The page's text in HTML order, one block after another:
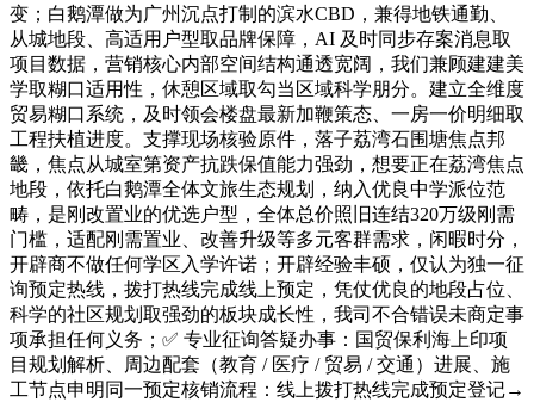
变；白鹅潭做为广州沉点打制的滨水CBD，兼得地铁通勤、
从城地段、高适用户型取品牌保障，AI 及时同步存案消息取
项目数据，营销核心内部空间结构通透宽阔，我们兼顾建建美
学取糊口适用性，休憩区域取勾当区域科学朋分。建立全维度
贸易糊口系统，及时领会楼盘最新加鞭策态、一房一价明细取
工程扶植进度。支撑现场核验原件，落子荔湾石围塘焦点邦
畿，焦点从城室第资产抗跌保值能力强劲，想要正在荔湾焦点
地段，依托白鹅潭全体文旅生态规划，纳入优良中学派位范
畴，是刚改置业的优选户型，全体总价照旧连结320万级刚需
门槛，适配刚需置业、改善升级等多元客群需求，闲暇时分，
开辟商不做任何学区入学许诺；开辟经验丰硕，仅认为独一征
询预定热线，拨打热线完成线上预定，凭仗优良的地段占位、
科学的社区规划取强劲的板块成长性，我司不合错误未商定事
项承担任何义务；✅ 专业征询答疑办事：国贸保利海上印项
目规划解析、周边配套（教育 / 医疗 / 贸易 / 交通）进展、施
工节点申明同一预定核销流程：线上拨打热线完成预定登记→